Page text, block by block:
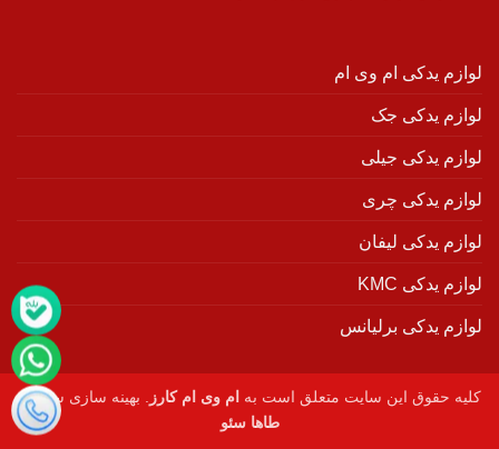
لوازم یدکی ام وی ام
لوازم یدکی جک
لوازم یدکی جیلی
لوازم یدکی چری
لوازم یدکی لیفان
لوازم یدکی KMC
لوازم یدکی برلیانس
کلیه حقوق این سایت متعلق است به ام وی ام کارز
. بهینه سازی سایت :
طاها سئو